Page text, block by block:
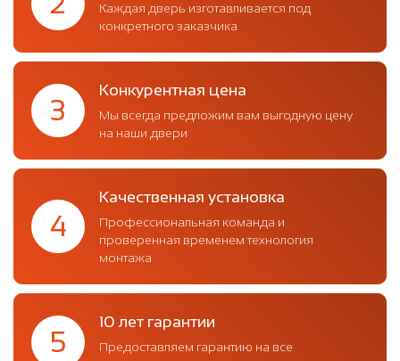
Каждая дверь изготавливается под
конкретного заказчика
3
Конкурентная цена
Мы всегда предложим вам выгодную цену
на наши двери
4
Качественная установка
Профессиональная команда и
проверенная временем технология
монтажа
5
10 лет гарантии
Предоставляем гарантию на все